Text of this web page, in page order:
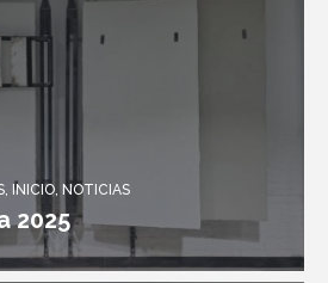
INICIO NOTICIAS
2025